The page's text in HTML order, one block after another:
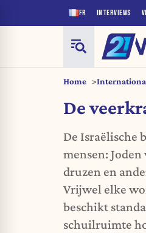
FR INTERVIEWS
Home
De
De Israëlische
mensen:
druzen en
Vrijwel elke
beschikt
schuilruimte